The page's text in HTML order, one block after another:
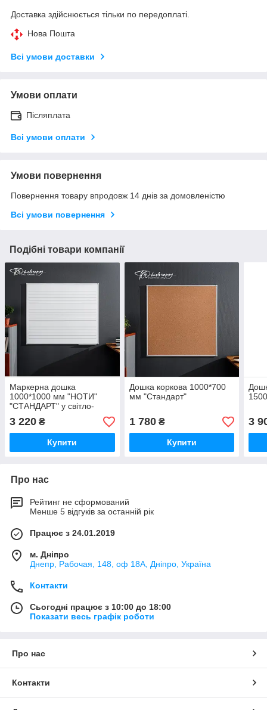
Доставка здійснюється тільки по передоплаті.
Нова Пошта
Всі умови доставки
Умови оплати
Післяплата
Всі умови оплати
Умови повернення
Повернення товару впродовж 14 днів за домовленістю
Всі умови повернення
Подібні товари компанії
Маркерна дошка
1000*1000 мм "НОТИ"
"СТАНДАРТ" у світло-
сірому профілі
3 220 ₴
Купити
Дошка коркова 1000*700
мм "Стандарт"
1 780₴
Купити
3
Про нас
Рейтинг не сформований
Менше 5 відгуків за останній рік
Працює з 24.01.2019
м. Дніпро
Днепр, Рабочая, 148, оф 18А, Дніпро, Україна
Контакти
Сьогодні працює з 10:00 до 18:00
Показати весь графік роботи
Про нас
Контакти